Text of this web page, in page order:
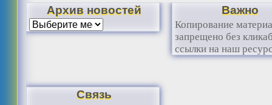
Архив новостей Важно
Копирование
запрещено без
ссылки на наш
Связь